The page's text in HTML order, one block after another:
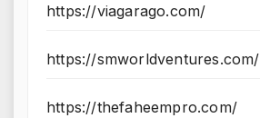
https://viagarago.com/
https://smworldventures.com/
https://thefaheempro.com/